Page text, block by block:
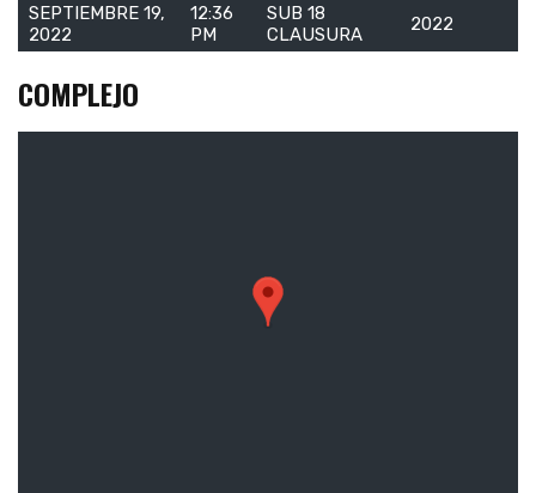
SEPTIEMBRE 19,
2022
12:36
PM
SUB 18
CLAUSURA
2022
COMPLEJO